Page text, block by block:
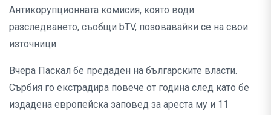
Антикорупционната комисия, която води
разследването, съобщи bTV, позовавайки се на свои
източници.
Вчера Паскал бе предаден на българските власти.
Сърбия го екстрадира повече от година след като бе
издадена европейска заповед за ареста му и 11